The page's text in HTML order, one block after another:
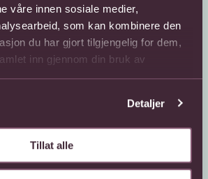
våre innen sosiale medier,
som kan kombinere den
du har gjort tilgjengelig for dem,
inn gjennom din bruk av
Detaljer
Tillat alle
800 40 400
Mandag - fredag
08:00 - 18:00
Sende blomster til